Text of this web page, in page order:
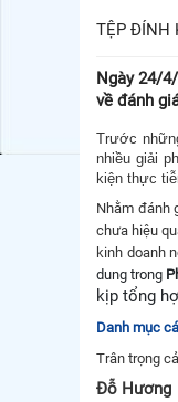
TỆP ĐÍNH
Ngày 24/
về đánh
Trước
nhiều giải
kiện thực
Nhằm đánh
chưa hiệu
kinh doanh
dung trong
kịp tổng
Danh mục
Trân trọng
Đỗ Hương